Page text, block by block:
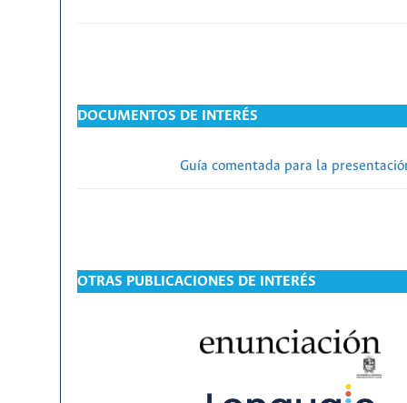
DOCUMENTOS DE INTERÉS
Guía comentada para la
OTRAS PUBLICACIONES DE INTERÉS